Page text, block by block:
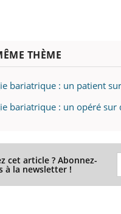
THÈME
bariatrique : un patient
bariatrique : un opéré sur
cet article ? Abonnez-
à la newsletter !